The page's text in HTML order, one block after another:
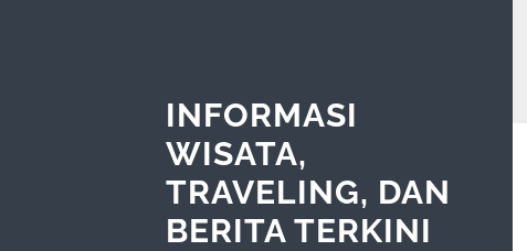
INFORMASI
WISATA,
TRAVELING, DAN
BERITA TERKINI